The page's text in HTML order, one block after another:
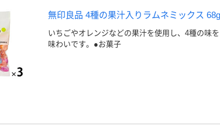
無印良品 4種の果汁入りラムネミックス
いちごやオレンジなどの果汁を使用し、4種の味
味わいです。●お菓子